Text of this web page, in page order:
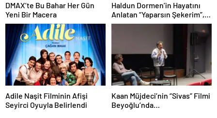
DMAX’te Bu Bahar Her Gün
Yeni Bir Macera
Haldun Dormen’in Hayatını
Anlatan “Yaparsın Şekerim”,
27 Mart Dünya Tiyatro
Adile Naşit Filminin Afişi
Seyirci Oyuyla Belirlendi
Kaan Müjdeci’nin “Sivas” Filmi
Beyoğlu’nda